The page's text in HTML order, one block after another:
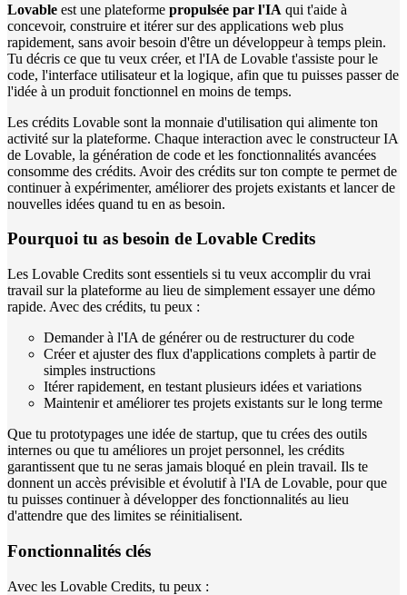
Lovable est une plateforme propulsée par l'IA qui t'aide à
concevoir, construire et itérer sur des applications web plus
rapidement, sans avoir besoin d'être un développeur à temps plein.
Tu décris ce que tu veux créer, et l'IA de Lovable t'assiste pour le
code, l'interface utilisateur et la logique, afin que tu puisses passer de
l'idée à un produit fonctionnel en moins de temps.
Les crédits Lovable sont la monnaie d'utilisation qui alimente ton
activité sur la plateforme. Chaque interaction avec le constructeur IA
de Lovable, la génération de code et les fonctionnalités avancées
consomme des crédits. Avoir des crédits sur ton compte te permet de
continuer à expérimenter, améliorer des projets existants et lancer de
nouvelles idées quand tu en as besoin.
Pourquoi tu as besoin de Lovable Credits
Les Lovable Credits sont essentiels si tu veux accomplir du vrai
travail sur la plateforme au lieu de simplement essayer une démo
rapide. Avec des crédits, tu peux :
Demander à l'IA de générer ou de restructurer du code
Créer et ajuster des flux d'applications complets à partir de
simples instructions
Itérer rapidement, en testant plusieurs idées et variations
Maintenir et améliorer tes projets existants sur le long terme
Que tu prototypages une idée de startup, que tu crées des outils
internes ou que tu améliores un projet personnel, les crédits
garantissent que tu ne seras jamais bloqué en plein travail. Ils te
donnent un accès prévisible et évolutif à l'IA de Lovable, pour que
tu puisses continuer à développer des fonctionnalités au lieu
d'attendre que des limites se réinitialisent.
Fonctionnalités clés
Avec les Lovable Credits, tu peux :